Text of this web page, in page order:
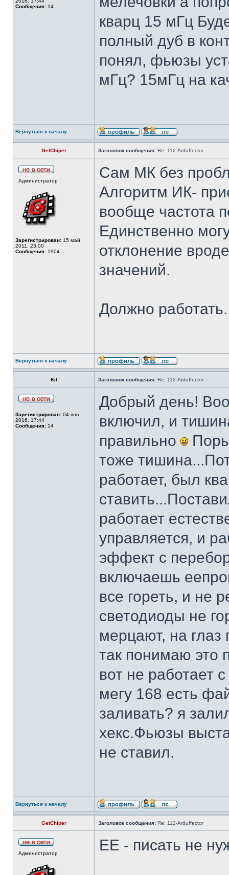
Сообщения: 14
кварц 15 мГц
полный дуб в
понял, фьюзы
мГц? 15мГц на
Вернуться к началу
GetChiper Заголовок сообщения: Re: 112-Arduffector
Администратор
Зарегистрирован: 15 май
2011, 23:00
Сообщения: 1904
Сам МК без
Алгоритм ИК-
вообще частота
Единственно
отклонение
значений.
Должно работать.
Вернуться к началу
Kit Заголовок сообщения: Re: 112-Arduffector
Зарегистрирован: 04 янв
2016, 17:44
Сообщения: 14
Добрый день!
включил, и
правильно
тоже
работает, был
работает
управляется, и
эффект с
включаешь
все гореть, и не
светодиоды не
мерцают, на глаз
так понимаю это
вот не работает
мегу 168 есть
заливать? я
хекс.Фьюзы
не ставил.
Вернуться к началу
GetChiper Заголовок сообщения: Re: 112-Arduffector
Администратор EE - писать не